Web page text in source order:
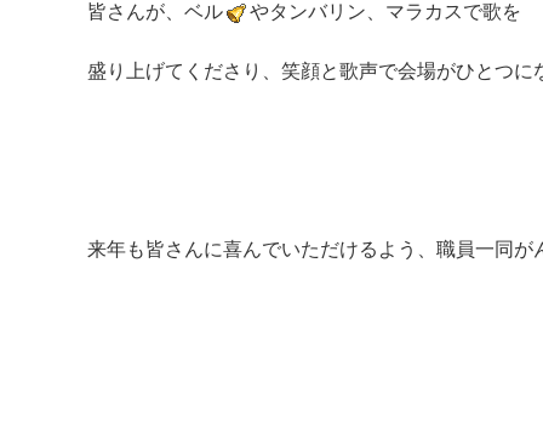
皆さんが、ベル やタンバリン、マラカスで歌を
盛り上げてくださり、笑顔と歌声で会場がひとつに
来年も皆さんに喜んでいただけるよう、職員一同が